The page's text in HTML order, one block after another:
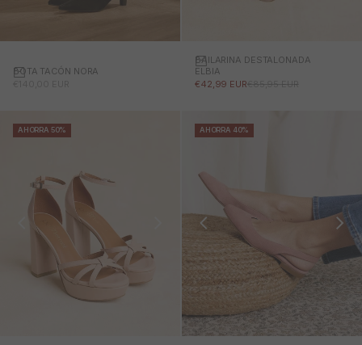
BOTA TACÓN NORA
BAILARINA DESTALONADA
ELBIA
PRECIO DE OFERTA
€42,99 EURPRECIO NORMAL
€85,95 EUR
AHORRA 50% AHORRA 40%